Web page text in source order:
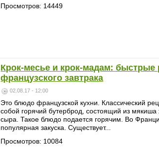
Просмотров: 14449
Крок-месье и крок-мадам: быстрые
французского завтрака
02.08.17 - 12:00
Это блюдо французской кухни. Классический
собой горячий бутерброд, состоящий из мякиша
сыра. Такое блюдо подается горячим. Во
популярная закуска. Существует...
Просмотров: 10084